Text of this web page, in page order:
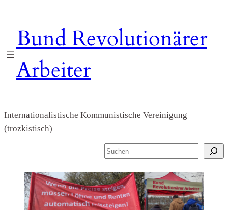
springen
Bund Revolutionärer
Arbeiter
Internationalistische Kommunistische Vereinigung
(trozkistisch)
S
c
h
e